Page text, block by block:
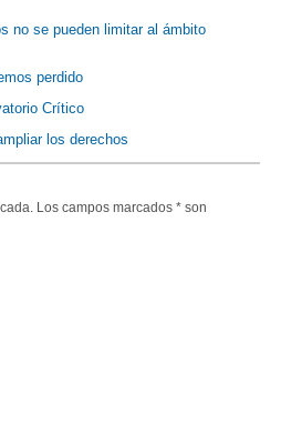
no se pueden limitar al ámbito
perdido
Crítico
los derechos
Los campos marcados * son